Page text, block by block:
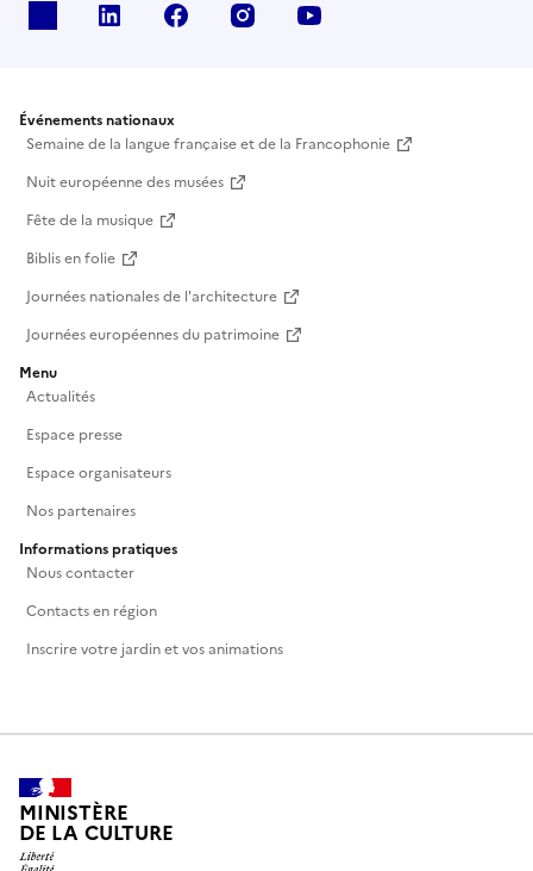
Linkedin Facebook Instagram
Événements nationaux
Semaine de la langue française et de la Francophonie
Nuit européenne des musées
Fête de la musique
Biblis en folie
Journées nationales de l'architecture
Journées européennes du patrimoine
Menu
Actualités
Espace presse
Espace organisateurs
Nos partenaires
Informations pratiques
Nous contacter
Contacts en région
Inscrire votre jardin et vos animations
MINISTÈRE
DE LA CULTURE